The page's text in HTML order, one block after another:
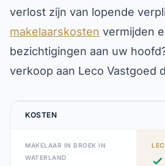
verlost zijn van lopende
makelaarskosten vermijden
bezichtigingen aan uw
verkoop aan Leco Vastgoed
KOSTEN
MAKELAAR IN BROEK IN
WATERLAND